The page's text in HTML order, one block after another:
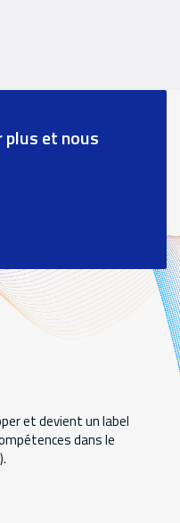
et nous
et devient un label
dans le